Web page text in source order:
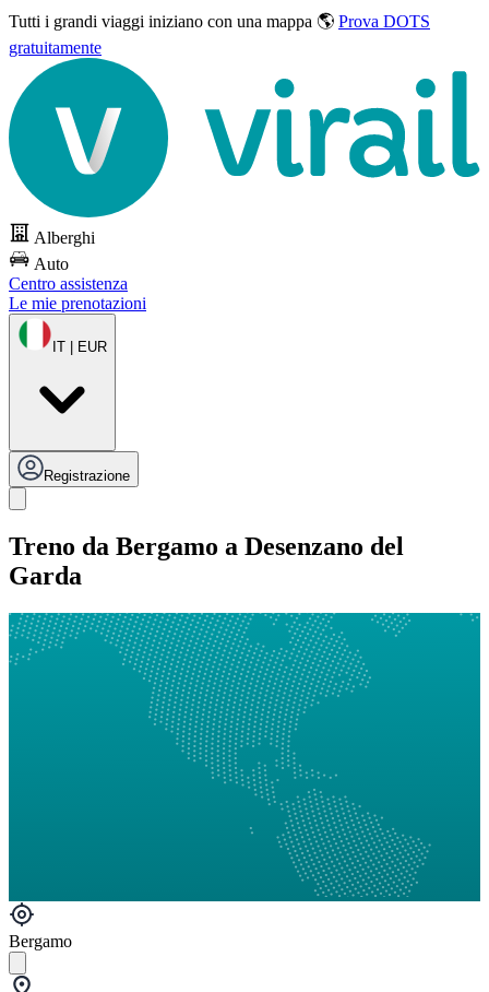
Tutti i grandi viaggi iniziano con una mappa 🌎 Prova DOTS
gratuitamente
Alberghi
Auto
Centro assistenza
Le mie prenotazioni
IT | EUR
Registrazione
Treno da Bergamo a Desenzano del
Garda
Bergamo